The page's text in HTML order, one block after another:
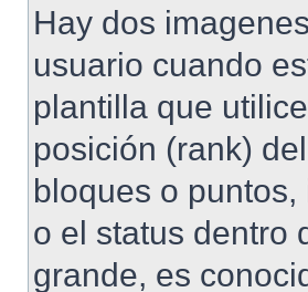
Hay dos
usuario cuando
plantilla que
posición (rank)
bloques o
o el status dentro
grande, es